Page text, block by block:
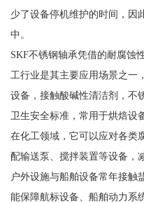
少了设备停机维护的时间，因
中。
SKF不锈钢轴承凭借的耐腐蚀
工行业是其主要应用场景之一
设备，接触酸碱性清洁剂，不
卫生安全标准，常用于烘焙设
在化工领域，它可以应对各类
配输送泵、搅拌装置等设备，
户外设施与船舶设备常年接触
能保障航标设备、船舶动力系